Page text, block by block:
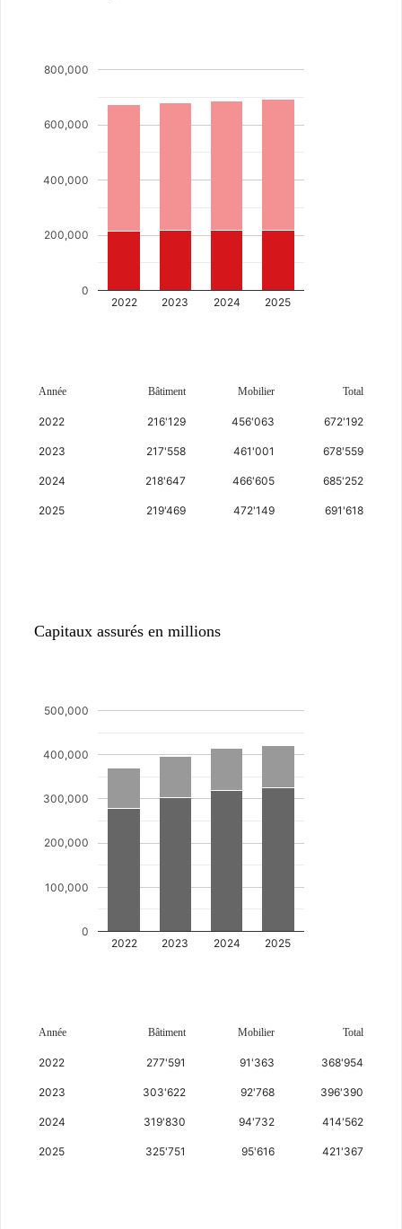
2022 2023 2024 2025
0
200,000
400,000
600,000
800,000
Année Bâtiment Mobilier Total
2022 216'129 456'063 672'192
2023 217'558 461'001 678'559
2024 218'647 466'605 685'252
2025 219'469 472'149 691'618
Capitaux assurés en millions
2022 2023 2024 2025
0
100,000
200,000
300,000
400,000
500,000
Année Bâtiment Mobilier Total
2022 277'591 91'363 368'954
2023 303'622 92'768 396'390
2024 319'830 94'732 414'562
2025 325'751 95'616 421'367